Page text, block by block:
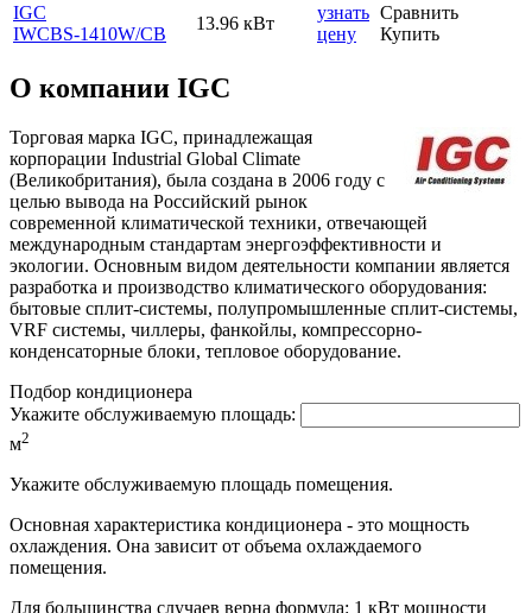
IGC
IWCBS-1410W/CB
13.96 кВт
узнать
цену
Сравнить
Купить
О компании IGC
Торговая марка IGC, принадлежащая
корпорации Industrial Global Climate
(Великобритания), была создана в 2006 году с
целью вывода на Российский рынок
современной климатической техники, отвечающей
международным стандартам энергоэффективности и
экологии. Основным видом деятельности компании является
разработка и производство климатического оборудования:
бытовые сплит-системы, полупромышленные сплит-системы,
VRF системы, чиллеры, фанкойлы, компрессорно-
конденсаторные блоки, тепловое оборудование.
Подбор кондиционера
Укажите обслуживаемую площадь:
м2
Укажите обслуживаемую площадь помещения.
Основная характеристика кондиционера - это мощность
охлаждения. Она зависит от объема охлаждаемого
помещения.
Для большинства случаев верна формула: 1 кВт мощности